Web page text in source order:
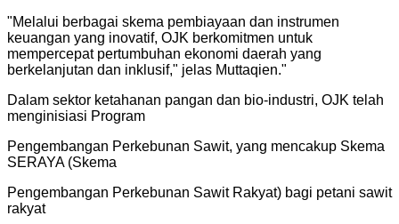
"Melalui berbagai skema pembiayaan dan instrumen
keuangan yang inovatif, OJK berkomitmen untuk
mempercepat pertumbuhan ekonomi daerah yang
berkelanjutan dan inklusif," jelas Muttaqien."
Dalam sektor ketahanan pangan dan bio-industri, OJK telah
menginisiasi Program
Pengembangan Perkebunan Sawit, yang mencakup Skema
SERAYA (Skema
Pengembangan Perkebunan Sawit Rakyat) bagi petani sawit
rakyat